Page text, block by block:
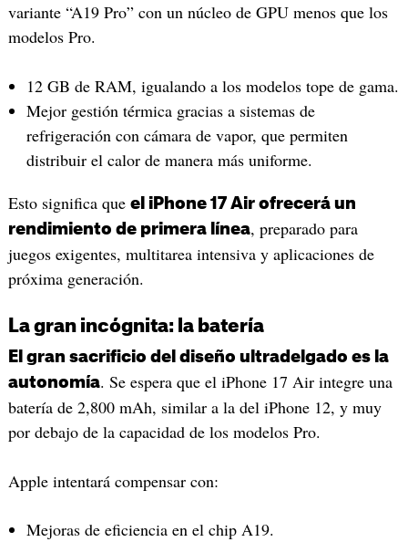
variante “A19 Pro” con un núcleo de GPU menos que los
modelos Pro.
12 GB de RAM, igualando a los modelos tope de gama.
Mejor gestión térmica gracias a sistemas de
refrigeración con cámara de vapor, que permiten
distribuir el calor de manera más uniforme.
Esto significa que el iPhone 17 Air ofrecerá un
rendimiento de primera línea, preparado para
juegos exigentes, multitarea intensiva y aplicaciones de
próxima generación.
La gran incógnita: la batería
El gran sacrificio del diseño ultradelgado es la
autonomía. Se espera que el iPhone 17 Air integre una
batería de 2,800 mAh, similar a la del iPhone 12, y muy
por debajo de la capacidad de los modelos Pro.
Apple intentará compensar con:
Mejoras de eficiencia en el chip A19.